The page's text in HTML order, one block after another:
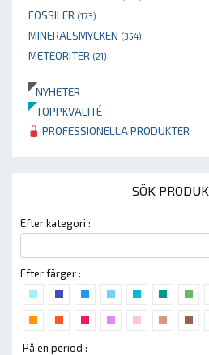
FOSSILER (173)
MINERALSMYCKEN (354)
METEORITER (21)
NYHETER
TOPPKVALITÉ
PROFESSIONELLA PRODUKTER
SÖK
Efter kategori :
Efter färger :
På en period :